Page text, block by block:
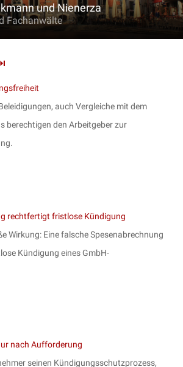
und Nienerza
Fachanwälte
auch Vergleiche mit dem
berechtigen den Arbeitgeber zur
rechtfertigt fristlose Kündigung
Wirkung: Eine falsche Spesenabrechnung
Kündigung eines GmbH-
nach Aufforderung
seinen Kündigungsschutzprozess,